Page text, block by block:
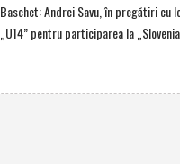
Baschet: Andrei Savu, în pregătiri cu
„U14” pentru participarea la